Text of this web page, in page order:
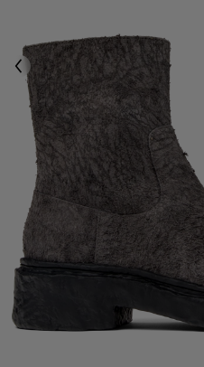
Previous